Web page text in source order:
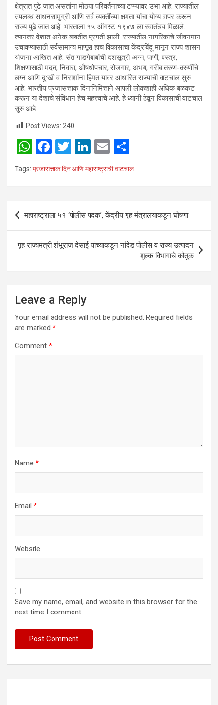
क्षेत्रात पुढे जात असतांना मोठया परिवर्तनाच्या टप्प्यावर उभा आहे. राज्यातील
उपलब्ध साधनसामुग्री आणि सर्व व्यक्तींच्या क्षमता यांचा योग्य वापर करून
राज्य पुढे जात आहे. भारताला १५ ऑगस्ट १९४७ ला स्वातंत्र्य मिळाले.
त्यानंतर देशात अनेक बाबतीत प्रगती झाली. राज्यातील नागरिकांचे जीवनमान
उंचावण्यासाठी सर्वसामान्य माणूस हाच विकासाचा केंद्रबिंदू मानून राज्य शासन
योजना आखित आहे. संत गाडगेबाबांची दशसूत्री अन्न, पाणी, वस्त्र,
शिक्षणासाठी मदत, निवारा, औषधोपचार, रोजगार, अभय, गरीब तरुण-तरुणींचे
लग्न आणि दु:खी व निराशांना हिंमत यावर आधारित राज्याची वाटचाल सुरु
आहे. भारतीय प्रजासत्ताक दिनानिमित्ताने आपली लोकशाही अधिक बळकट
करून या देशाचे संविधान हेच महत्त्वाचे आहे. हे ध्यानी ठेवून विकासाची वाटचाल
सुरु आहे.
Post Views: 240
W
h
at
A
p
F
a
ce
o
k
T
wi
tt
Li
n
ke
n
E
m
ail
h
ar
Tags: प्रजासत्ताक दिन आणि महाराष्ट्राची वाटचाल
Post
navigation
महाराष्ट्राला ५१ ‘पोलीस पदक’, केंद्रीय गृह मंत्रालयाकडून घोषणा
गृह राज्यमंत्री शंभूराज देसाई यांच्याकडून नांदेड पोलीस व राज्य उत्पादन
शुल्क विभागाचे कौतुक
Leave a Reply
Your email address will not be published. Required fields
are marked *
Comment *
Name *
Email *
Website
Save my name, email, and website in this browser for the
next time I comment.